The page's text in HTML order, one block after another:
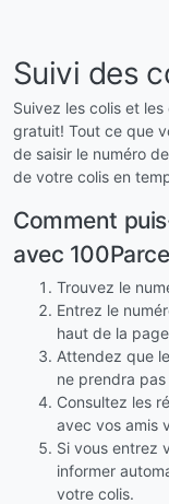
Suivi des
Suivez les colis et
gratuit! Tout ce que
de saisir le numéro
de votre colis en
Comment
avec
Trouvez le
Entrez le
haut de la
Attendez que
ne prendra
Consultez les
avec vos amis
Si vous entrez
informer
votre colis.